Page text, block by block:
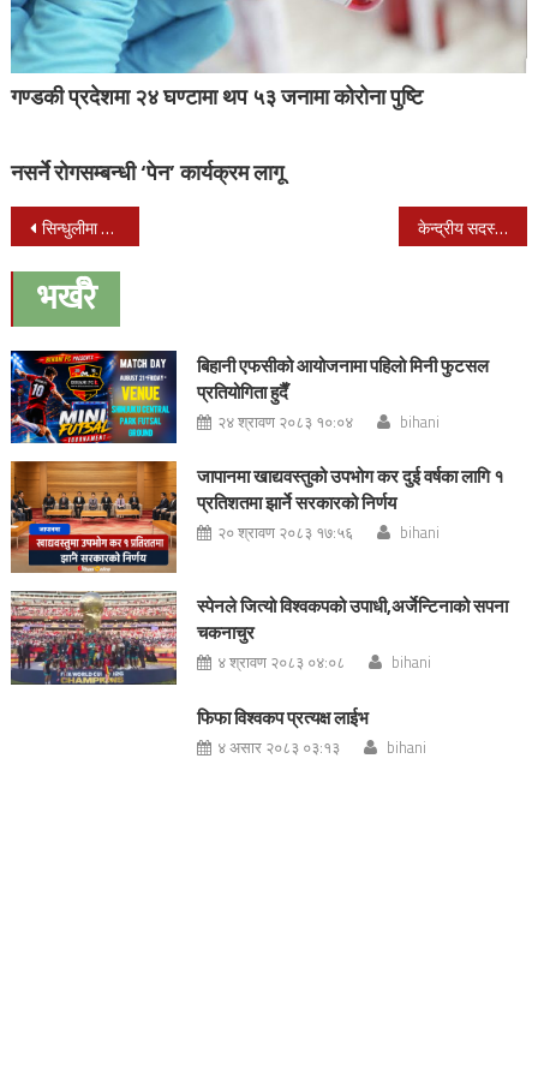
गण्डकी प्रदेशमा २४ घण्टामा थप ५३ जनामा कोरोना पुष्टि
नसर्ने रोगसम्बन्धी ‘पेन’ कार्यक्रम लागू
Post
navigation
सिन्धुलीमा शिक्षकको कुटपिटपछि छात्राद्वारा आत्महत्या केन्द्रीय सदस्य कोइरालासहित ७४ जना कांग्रेस पार्टीबाट निष्काशित
भर्खरै
बिहानी एफसीको आयोजनामा पहिलो मिनी फुटसल
प्रतियोगिता हुदैँ
२४ श्रावण २०८३ १०:०४ bihani
जापानमा खाद्यवस्तुको उपभोग कर दुई वर्षका लागि १
प्रतिशतमा झार्ने सरकारको निर्णय
२० श्रावण २०८३ १७:५६ bihani
स्पेनले जित्यो विश्वकपको उपाधी,अर्जेन्टिनाको सपना
चकनाचुर
४ श्रावण २०८३ ०४:०८ bihani
फिफा विश्वकप प्रत्यक्ष लाईभ
४ असार २०८३ ०३:१३ bihani